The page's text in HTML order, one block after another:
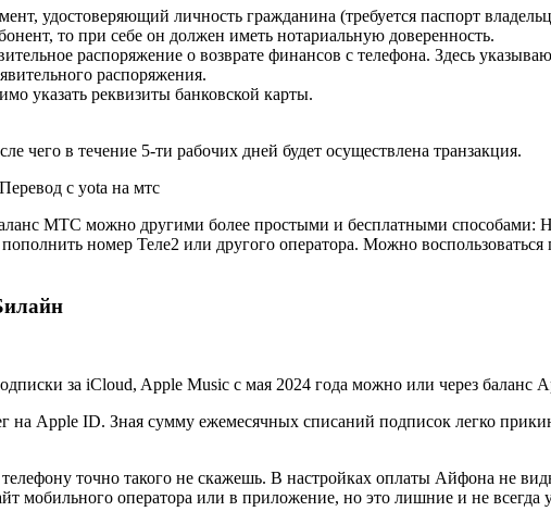
удостоверяющий личность гражданина (требуется паспорт
то при себе он должен иметь нотариальную доверенность.
распоряжение о возврате финансов с телефона. Здесь
распоряжения.
указать реквизиты банковской карты.
чего в течение 5-ти рабочих дней будет осуществлена транзакция.
МТС можно другими более простыми и бесплатными способами:
номер Теле2 или другого оператора. Можно
за iCloud, Apple Music с мая 2024 года можно или через баланс
на Apple ID. Зная сумму ежемесячных списаний подписок легко
точно такого не скажешь. В настройках оплаты Айфона не
мобильного оператора или в приложение, но это лишние и не всегда